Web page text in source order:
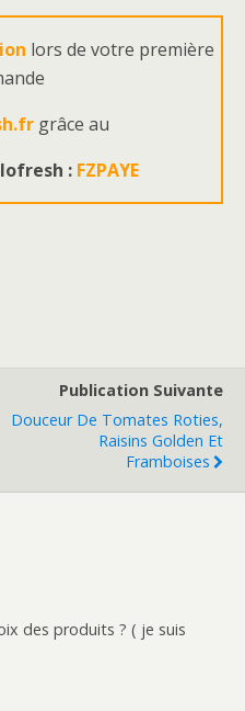
lors de votre première
grâce au
: FZPAYE
Publication Suivante
Douceur De Tomates Roties,
Raisins Golden Et
Framboises
des produits ? ( je suis